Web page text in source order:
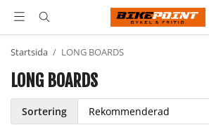
Startsida / LONG BOARDS
LONG BOARDS
Sortering